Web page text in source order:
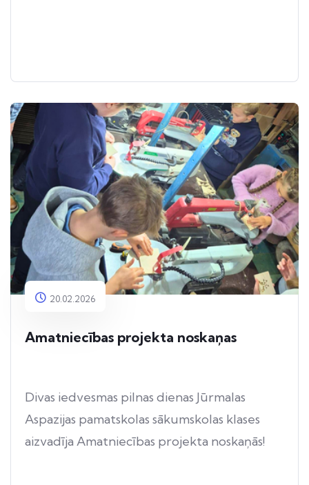
20.02.2026
Amatniecības projekta noskaņas
Divas iedvesmas pilnas dienas Jūrmalas
Aspazijas pamatskolas sākumskolas klases
aizvadīja Amatniecības projekta noskaņās!